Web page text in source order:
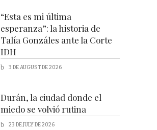
“Esta es mi última
esperanza”: la historia de
Talía Gonzáles ante la Corte
IDH
3 DE AUGUST DE 2026
Durán, la ciudad donde el
miedo se volvió rutina
23 DE JULY DE 2026